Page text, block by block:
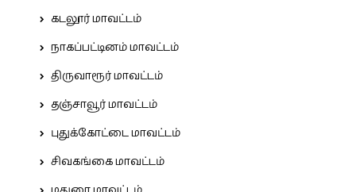
கடலூர் மாவட்டம்
நாகப்பட்டினம் மாவட்டம்
திருவாரூர் மாவட்டம்
தஞ்சாவூர் மாவட்டம்
புதுக்கோட்டை மாவட்டம்
சிவகங்கை மாவட்டம்